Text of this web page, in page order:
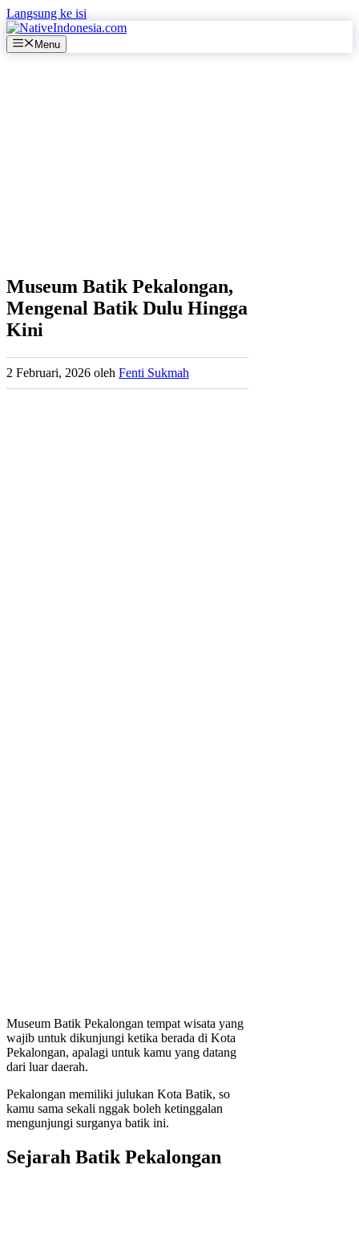
Langsung ke isi
Menu
Museum Batik Pekalongan,
Mengenal Batik Dulu Hingga
Kini
2 Februari, 2026 oleh Fenti Sukmah
Museum Batik Pekalongan tempat wisata yang
wajib untuk dikunjungi ketika berada di Kota
Pekalongan, apalagi untuk kamu yang datang
dari luar daerah.
Pekalongan memiliki julukan Kota Batik, so
kamu sama sekali nggak boleh ketinggalan
mengunjungi surganya batik ini.
Sejarah Batik Pekalongan